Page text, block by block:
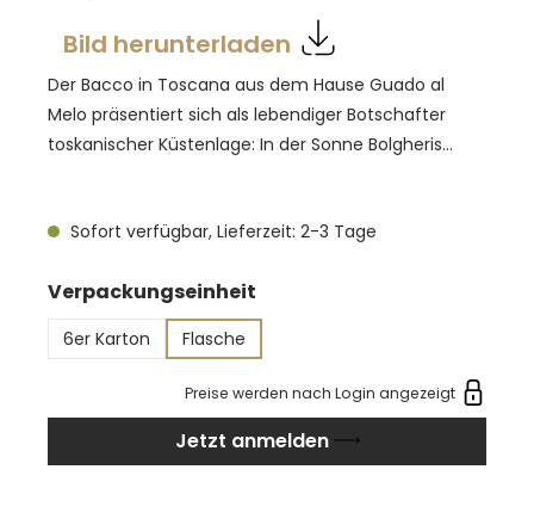
Bild herunterladen
Der Bacco in Toscana aus dem Hause Guado al
Melo präsentiert sich als lebendiger Botschafter
toskanischer Küstenlage: In der Sonne Bolgheris
Schwemmböden vorm mediterranen Meerwind
Vitalität. Im Glas leuchtet er rubinrot mit violetten
Reflexen und entfaltet ein Bouquet von reifer
Sauerkirsche, Pflaume, schwarzem Pfeffer und
mediterranen Kräutern. Am Gaumen verbindet er
fruchtige Fülle mit eleganter Würze, fein
abgestimmten Tanninen und einer harmonischen
Säurestruktur – vielseitig und zugänglich, aber mit
Sofort verfügbar, Lieferzeit: 2-3 Tage
Verpackungseinheit
6er Karton Flasche
Preise werden nach Login angezeigt
Jetzt anmelden